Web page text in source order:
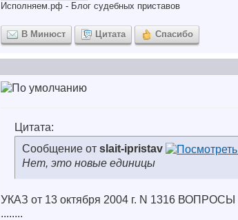
Исполняем.рф - Блог судебных приставов
В Минюст Цитата Спасибо
Цитата:
Сообщение от slait-ipristav
Нет, это новые единицы
УКАЗ от 13 октября 2004 г. N 1316
........